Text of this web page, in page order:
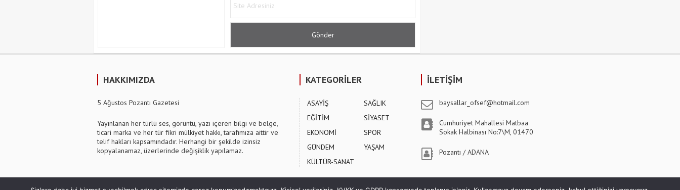
HAKKIMIZDA
5 Ağustos Pozantı Gazetesi
Yayınlanan her türlü ses, görüntü, yazı içeren bilgi ve belge,
ticari marka ve her tür fikri mülkiyet hakkı, tarafımıza aittir ve
telif hakları kapsamındadır. Herhangi bir şekilde izinsiz
kopyalanamaz, üzerlerinde değişiklik yapılamaz.
KATEGORİLER
ASAYİŞ
EĞİTİM
EKONOMİ
GÜNDEM
KÜLTÜR-SANAT
SAĞLIK
SİYASET
SPOR
YAŞAM
İLETİŞİM
baysallar_ofsef@hotmail.com
Cumhuriyet Mahallesi Matbaa
Sokak Halbinası No:7\M, 01470
Pozantı / ADANA